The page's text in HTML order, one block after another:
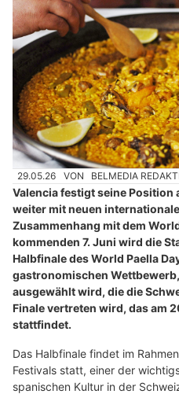
29.05.26 VON BELMEDIA
Valencia festigt seine Position
weiter mit neuen
Zusammenhang mit dem
kommenden 7. Juni wird die
Halbfinale des World Paella
gastronomischen
ausgewählt wird, die die
Finale vertreten wird, das am
stattfindet.
Das Halbfinale findet im
Festivals statt, einer der
spanischen Kultur in der